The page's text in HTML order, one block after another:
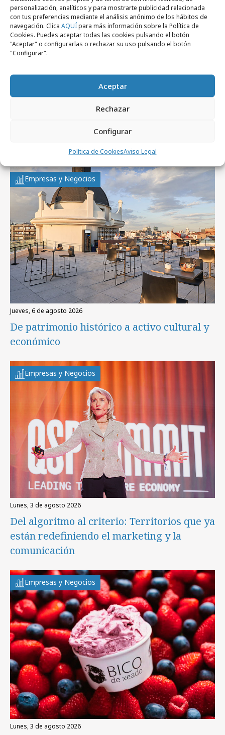
personalización, analíticos y para mostrarte publicidad relacionada
con tus preferencias mediante el análisis anónimo de los hábitos de
navegación. Clica AQUÍpara más información sobre la Política de
Cookies. Puedes aceptar todas las cookies pulsando el botón
"Aceptar" o configurarlas o rechazar su uso pulsando el botón
"Configurar".
Aceptar
Rechazar
Configurar
Política de CookiesAviso Legal
Noticias Relacionadas
jueves, 11 de octubre 2012
Alcorta & Friends
Artículos recientes
Empresas y Negocios
jueves, 6 de agosto 2026
De patrimonio histórico a activo cultural y
económico
Empresas y Negocios
lunes, 3 de agosto 2026
Del algoritmo al criterio: Territorios que ya
están redefiniendo el marketing y la
comunicación
Empresas y Negocios
lunes, 3 de agosto 2026